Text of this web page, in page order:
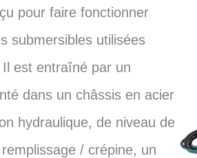
pour faire fonctionner
submersibles utilisées
est entraîné par un
dans un châssis en acier
hydraulique, de niveau de
/ crépine, un